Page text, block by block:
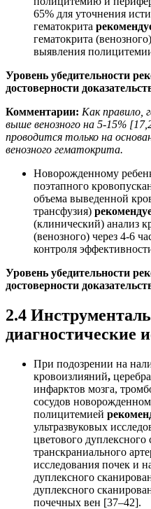
65% для уточнения
гематокрита
гематокрита
выявления
Уровень убедительности
достоверности
Комментарии: Как правило,
выше венозного на 5-15%
проводится только на
венозного гематокрита.
Новорожденному
поэтапного
объема выведенной
трансфузия)
(клинический) анализ
(венозного) через 4-6
контроля
Уровень убедительности
достоверности
2.4
диагностические
При подозрении на
кровоизлияний,
инфарктов мозга,
сосудов
полицитемией
ультразвуковых
цветового дуплексного
транскраниального
исследования почек и
дуплексного
дуплексного
почечных вен [37–42].